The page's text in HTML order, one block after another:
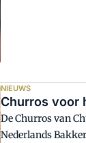
NIEUWS
Churros voor
De Churros van
Nederlands